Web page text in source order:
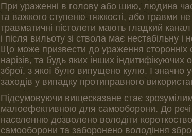
При ураженні в голову або шию, людина
та важкого ступеню тяжкості, або травми не
травматичні пістолети мають гладкий
і після вильоту зі ствола має нестабільну
Що може призвести до ураження сторонніх
нарізів, та будь яких інших
зброї, з якої було випущено кулю. І значно
заходів у випадку протиправного
Підсумовуючи вищесказане стає
малоефективною для самооборони. До речі
населенню дозволено володіти
самооборони та заборонено володіння